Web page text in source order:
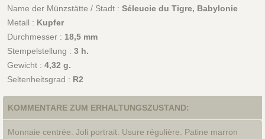
Name der Münzstätte / Stadt : Séleucie du Tigre, Babylonie
Metall : Kupfer
Durchmesser : 18,5 mm
Stempelstellung : 3 h.
Gewicht : 4,32 g.
Seltenheitsgrad : R2
KOMMENTARE ZUM ERHALTUNGSZUSTAND:
Monnaie centrée. Joli portrait. Usure régulière. Patine marron